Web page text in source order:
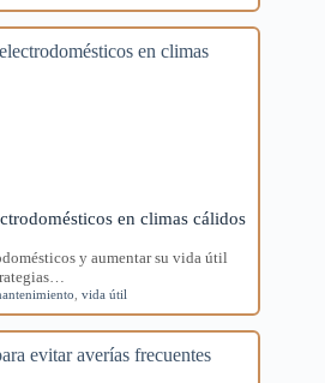
en climas cálidos
y aumentar su vida útil
vida útil